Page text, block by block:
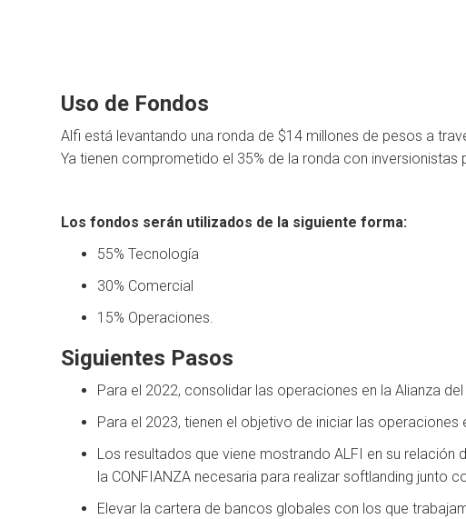
Uso de Fondos
Alfi está levantando una ronda de $14 millones de pesos a
Ya tienen comprometido el 35% de la ronda con inversionistas
Los fondos serán utilizados de la siguiente forma:
55% Tecnología
30% Comercial
15% Operaciones.
Siguientes Pasos
Para el 2022, consolidar las operaciones en la Alianza del
Para el 2023, tienen el objetivo de iniciar las operaciones
Los resultados que viene mostrando ALFI en su relación
la CONFIANZA necesaria para realizar softlanding junto
Elevar la cartera de bancos globales con los que